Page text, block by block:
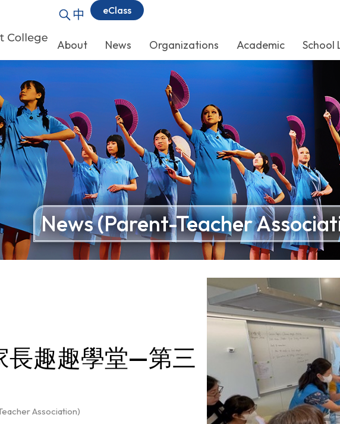
中 eClass
About News Organizations Academic School
News (Parent-Teacher
長趣趣學堂—第三
Association)